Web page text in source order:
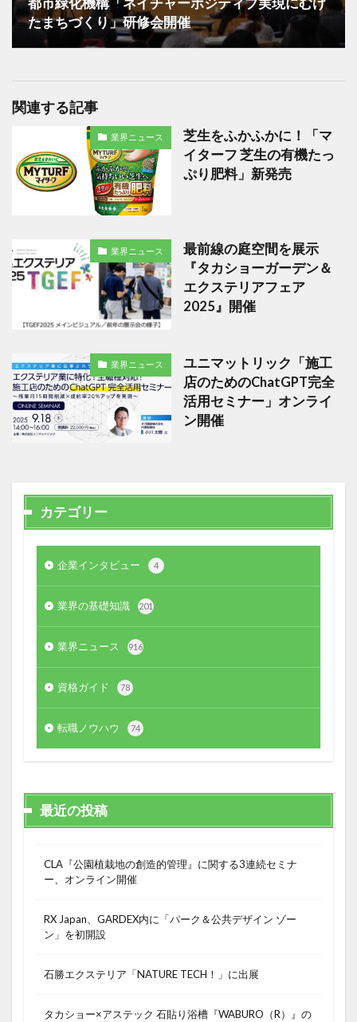
たまちづくり」研修会開催
関連する記事
業界ニュース
芝生をふかふかに！「マ
イターフ 芝生の有機たっ
ぷり肥料」新発売
業界ニュース
最前線の庭空間を展示
『タカショーガーデン＆
エクステリアフェア
2025』開催
業界ニュース
ユニマットリック「施工
店のためのChatGPT完全
活用セミナー」オンライ
ン開催
カテゴリー
企業インタビュー 4
業界の基礎知識 201
業界ニュース 916
資格ガイド 78
転職ノウハウ 74
最近の投稿
CLA『公園植栽地の創造的管理』に関する3連続セミナ
ー、オンライン開催
RX Japan、GARDEX内に「パーク＆公共デザイン ゾー
ン」を初開設
石勝エクステリア「NATURE TECH！」に出展
タカショー×アステック 石貼り浴槽『WABURO（R）』の